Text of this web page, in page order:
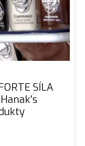
SÍLA